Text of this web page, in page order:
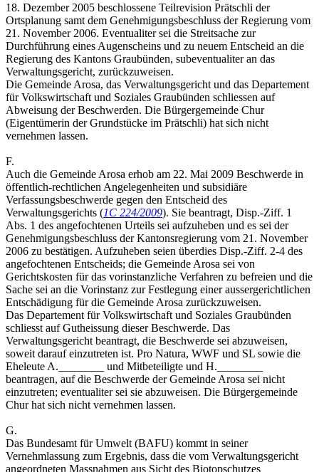
18. Dezember 2005 beschlossene Teilrevision Prätschli der
Ortsplanung samt dem Genehmigungsbeschluss der Regierung vom
21. November 2006. Eventualiter sei die Streitsache zur
Durchführung eines Augenscheins und zu neuem Entscheid an die
Regierung des Kantons Graubünden, subeventualiter an das
Verwaltungsgericht, zurückzuweisen.
Die Gemeinde Arosa, das Verwaltungsgericht und das Departement
für Volkswirtschaft und Soziales Graubünden schliessen auf
Abweisung der Beschwerden. Die Bürgergemeinde Chur
(Eigentümerin der Grundstücke im Prätschli) hat sich nicht
vernehmen lassen.
F.
Auch die Gemeinde Arosa erhob am 22. Mai 2009 Beschwerde in
öffentlich-rechtlichen Angelegenheiten und subsidiäre
Verfassungsbeschwerde gegen den Entscheid des
Verwaltungsgerichts (1C 224/2009). Sie beantragt, Disp.-Ziff. 1
Abs. 1 des angefochtenen Urteils sei aufzuheben und es sei der
Genehmigungsbeschluss der Kantonsregierung vom 21. November
2006 zu bestätigen. Aufzuheben seien überdies Disp.-Ziff. 2-4 des
angefochtenen Entscheids; die Gemeinde Arosa sei von
Gerichtskosten für das vorinstanzliche Verfahren zu befreien und die
Sache sei an die Vorinstanz zur Festlegung einer aussergerichtlichen
Entschädigung für die Gemeinde Arosa zurückzuweisen.
Das Departement für Volkswirtschaft und Soziales Graubünden
schliesst auf Gutheissung dieser Beschwerde. Das
Verwaltungsgericht beantragt, die Beschwerde sei abzuweisen,
soweit darauf einzutreten ist. Pro Natura, WWF und SL sowie die
Eheleute A.________ und Mitbeteiligte und H.________
beantragen, auf die Beschwerde der Gemeinde Arosa sei nicht
einzutreten; eventualiter sei sie abzuweisen. Die Bürgergemeinde
Chur hat sich nicht vernehmen lassen.
G.
Das Bundesamt für Umwelt (BAFU) kommt in seiner
Vernehmlassung zum Ergebnis, dass die vom Verwaltungsgericht
angeordneten Massnahmen aus Sicht des Biotopschutzes